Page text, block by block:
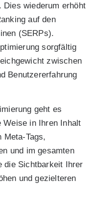
Dies wiederum erhöht
auf den
(SERPs).
sorgfältig
zwischen
Benutzererfahrung
geht es
Weise in Ihren Inhalt
Meta-Tags,
und im gesamten
die Sichtbarkeit Ihrer
und gezielteren